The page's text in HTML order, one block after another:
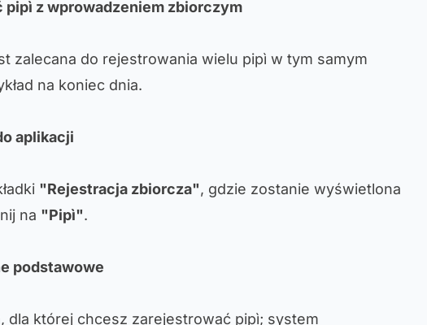
pipì z wprowadzeniem zbiorczym
zalecana do rejestrowania wielu pipì w tym samym
na koniec dnia.
aplikacji
"Rejestracja zbiorcza", gdzie zostanie wyświetlona
na "Pipì".
podstawowe
dla której chcesz zarejestrować pipì; system